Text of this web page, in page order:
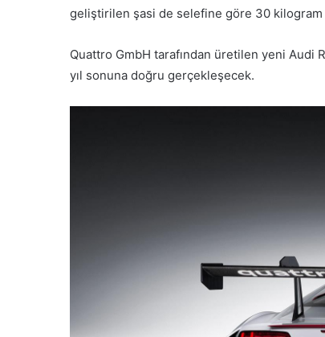
geliştirilen şasi de selefine göre 30 kilogram
Quattro GmbH tarafından üretilen yeni Audi
yıl sonuna doğru gerçekleşecek.